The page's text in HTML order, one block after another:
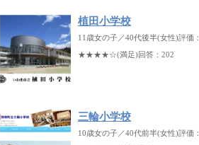
植田小学校
11歳女の子／40代後半(女性)評価：
★★★★☆(満足)回答：202
三輪小学校
10歳女の子／40代前半(女性)評価：